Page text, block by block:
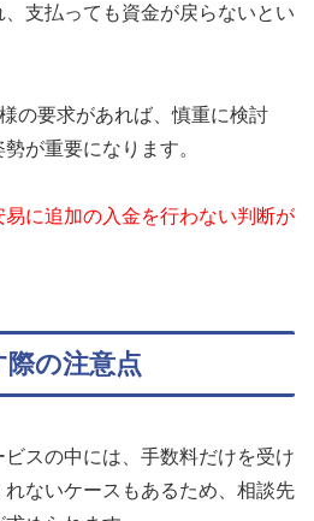
支払っても資金が戻らないとい
の要求があれば、慎重に検討
が重要になります。
に追加の入金を行わない判断が
の注意点
スの中には、手数料だけを受け
ないケースもあるため、相談先